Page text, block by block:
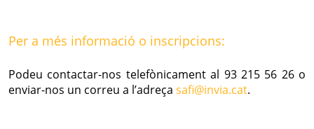
Per a més informació o inscripcions:
Podeu contactar-nos telefònicament al 93 215 56 26 o
enviar-nos un correu a l’adreça safi@invia.cat.